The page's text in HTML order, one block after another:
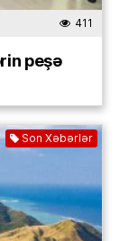
411
peşə
Son Xəbərlər